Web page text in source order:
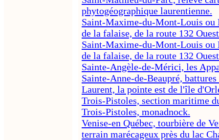
phytogéographique laurentienne.
Saint-Maxime-du-Mont-Louis ou
de la falaise, de la route 132
Saint-Maxime-du-Mont-Louis ou
de la falaise, de la route 132
Sainte-Angèle-de-Mérici, les
Sainte-Anne-de-Beaupré,
Laurent, la pointe est de l'île
Trois-Pistoles, section maritime
Trois-Pistoles, monadnock.
Venise-en Québec, tourbière de
terrain marécageux près du lac